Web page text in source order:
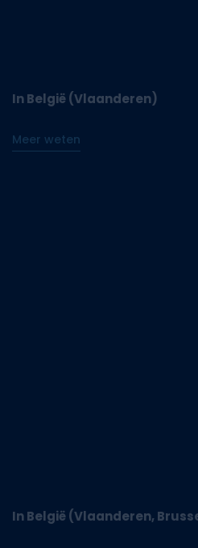
In België (Vlaanderen)
Meer weten
In België (Vlaanderen,